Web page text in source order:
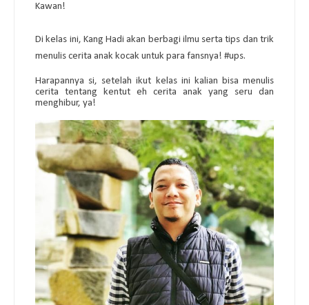
Kawan!
Di kelas ini, Kang Hadi akan berbagi ilmu serta tips dan trik
menulis cerita anak kocak untuk para fansnya! #ups.
Harapannya si, setelah ikut kelas ini kalian bisa menulis
cerita tentang kentut eh cerita anak yang seru dan
menghibur, ya!